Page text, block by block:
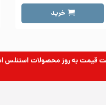
خرید
قیمت به روزمحصولات استنلس